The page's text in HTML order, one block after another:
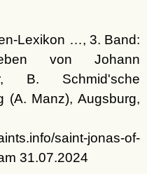
Lexikon …, 3. Band:
von Johann
B. Schmid'sche
(A. Manz), Augsburg,
saint-jonas-of-
31.07.2024